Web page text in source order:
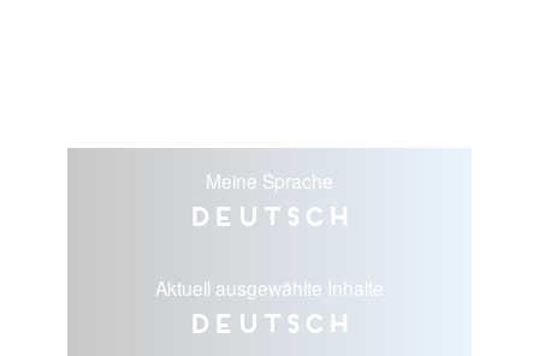
Meine Sprache
Deutsch
Aktuell ausgewählte Inhalte
Deutsch